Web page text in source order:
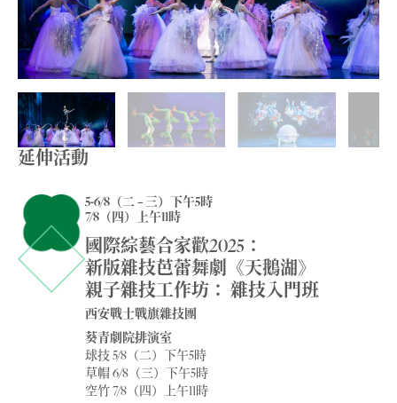
延伸活動
5-6/8（二 – 三）下午5時
7/8（四）上午11時
國際綜藝合家歡2025：
新版雜技芭蕾舞劇《天鵝湖》
親子雜技工作坊： 雜技入門班
西安戰士戰旗雜技團
葵青劇院排演室
球技 5/8（二）下午5時
草帽 6/8（三）下午5時
空竹 7/8（四）上午11時